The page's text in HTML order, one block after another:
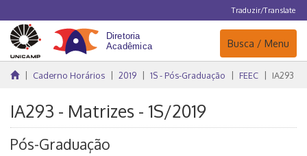
Traduzir/Translate
Navegação
Busca / Menu
Caderno Horários 2019 1S - Pós-Graduação FEEC IA293
IA293 - Matrizes - 1S/2019
Pós-Graduação